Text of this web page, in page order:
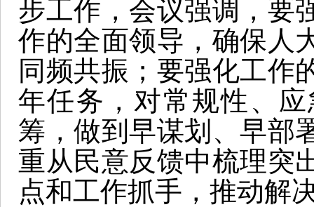
步工作，会议强调，要
作的全面领导，确保人
同频共振；要强化工作
年任务，对常规性、
筹，做到早谋划、早部
重从民意反馈中梳理突
点和工作抓手，推动解